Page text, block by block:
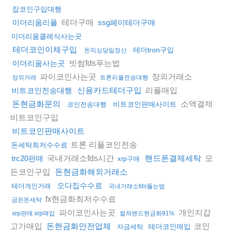
잡코인구입대행
이더리움리플 테더구매 ssg페이테더구매
이더리움클레식사는곳
테더코인이체구입 돈믹싱당일정산 테더tron구입
이더리움사는곳 빗썸fds푸는법
장외거래 파이코인사는곳 트론리플전송대행 장외거래소
비트코인전송대행 신용카드테더구입 리플매입
돈현금화문의 코인전송대행 비트코인판매사이트
소액결제
비트코인구입
비트코인판매사이트
돈세탁최저수수료 트론 리플코인전송
trc20판매 국내거래소fds시간 xrp구매 핸드폰결제세탁 모
든코인구입
돈현금화해외거래소
테더개인거래 오다집수수료
국내거래소fds뚫는법
금은돈세탁 fx현금화최저수수료
xrp판매 xrp매입 파이코인사는곳 컬쳐랜드현금화91%
개인지갑
고가매입
돈현금화안전업체 자금세탁 테더코인매입
코인